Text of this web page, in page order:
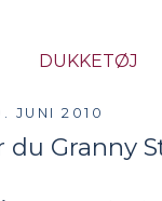
DUKKETØJ
JUNI 2010
du Granny